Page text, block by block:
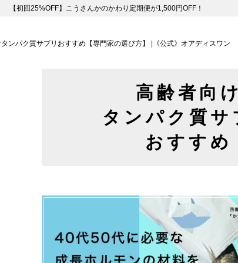
【初回25%OFF】こうさんかのかわり定期便が1,500円OFF！
ンパク質サプリおすすめ【専門家の選び方】 |《公式》オアディスワン
高齢者向
タンパク質サ
おすすめ